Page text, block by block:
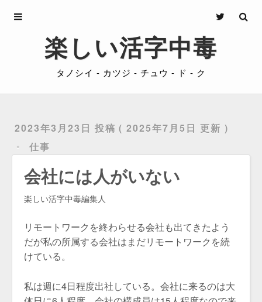
楽しい活字中毒
タノシイ - カツジ - チュウ - ド - ク
2023年3月23日 投稿
2025年7月5日 更新
仕事
会社には人がいない
楽しい活字中毒編集人
リモートワークを終わらせる会社も出てきたよう
だが私の所属する会社はまだリモートワークを続
けている。
私は週に4日程度出社している。会社に来るのは大
Archives